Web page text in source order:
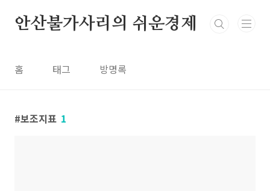
안산불가사리의 쉬운경제
홈 태그 방명록
보조지표 1